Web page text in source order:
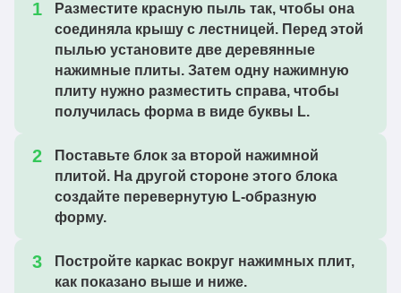
Разместите красную пыль так, чтобы она
соединяла крышу с лестницей. Перед этой
пылью установите две деревянные
нажимные плиты. Затем одну нажимную
плиту нужно разместить справа, чтобы
получилась форма в виде буквы L.
Поставьте блок за второй нажимной
плитой. На другой стороне этого блока
создайте перевернутую L-образную
форму.
Постройте каркас вокруг нажимных плит,
как показано выше и ниже.